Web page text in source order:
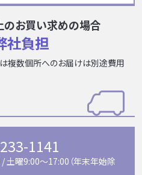
お買い求めの場合
社負担
複数個所へのお届けは別途費用
1141
曜9:00〜17:00（年末年始除